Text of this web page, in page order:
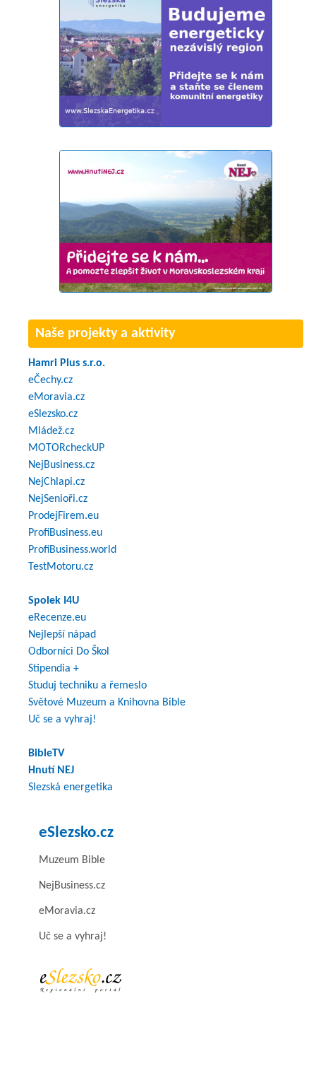
Naše projekty a aktivity
Hamri Plus s.r.o.
eČechy.cz
eMoravia.cz
eSlezsko.cz
Mládež.cz
MOTORcheckUP
NejBusiness.cz
NejChlapi.cz
NejSenioři.cz
ProdejFirem.eu
ProfiBusiness.eu
ProfiBusiness.world
TestMotoru.cz
Spolek I4U
eRecenze.eu
Nejlepší nápad
Odborníci Do Škol
Stipendia +
Studuj techniku a řemeslo
Světové Muzeum a Knihovna Bible
Uč se a vyhraj!
BibleTV
Hnutí NEJ
Slezská energetika
eSlezsko.cz
Muzeum Bible
NejBusiness.cz
eMoravia.cz
Uč se a vyhraj!